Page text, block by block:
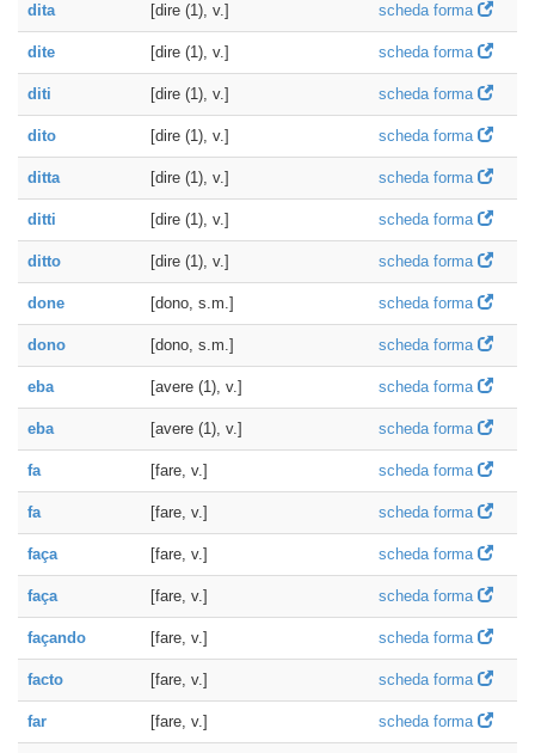
dita [dire (1), v.] scheda forma
dite [dire (1), v.] scheda forma
diti [dire (1), v.] scheda forma
dito [dire (1), v.] scheda forma
ditta [dire (1), v.] scheda forma
ditti [dire (1), v.] scheda forma
ditto [dire (1), v.] scheda forma
done [dono, s.m.] scheda forma
dono [dono, s.m.] scheda forma
eba [avere (1), v.] scheda forma
eba [avere (1), v.] scheda forma
fa [fare, v.] scheda forma
fa [fare, v.] scheda forma
faça [fare, v.] scheda forma
faça [fare, v.] scheda forma
façando [fare, v.] scheda forma
facto [fare, v.] scheda forma
far [fare, v.] scheda forma